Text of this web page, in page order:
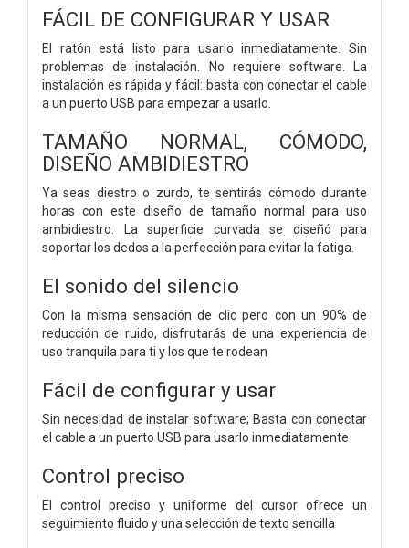
FÁCIL DE CONFIGURAR Y USAR
El ratón está listo para usarlo inmediatamente. Sin
problemas de instalación. No requiere software. La
instalación es rápida y fácil: basta con conectar el cable
a un puerto USB para empezar a usarlo.
TAMAÑO NORMAL, CÓMODO,
DISEÑO AMBIDIESTRO
Ya seas diestro o zurdo, te sentirás cómodo durante
horas con este diseño de tamaño normal para uso
ambidiestro. La superficie curvada se diseñó para
soportar los dedos a la perfección para evitar la fatiga.
El sonido del silencio
Con la misma sensación de clic pero con un 90% de
reducción de ruido, disfrutarás de una experiencia de
uso tranquila para ti y los que te rodean
Fácil de configurar y usar
Sin necesidad de instalar software; Basta con conectar
el cable a un puerto USB para usarlo inmediatamente
Control preciso
El control preciso y uniforme del cursor ofrece un
seguimiento fluido y una selección de texto sencilla